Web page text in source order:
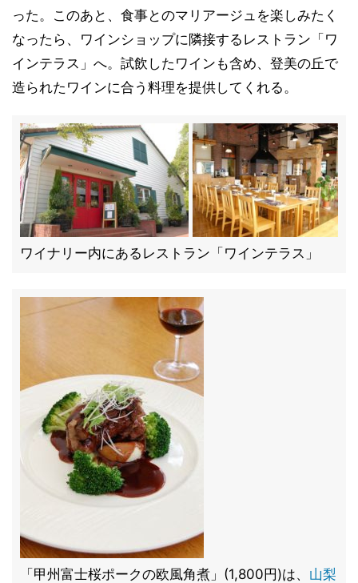
った。このあと、食事とのマリアージュを楽しみたく
なったら、ワインショップに隣接するレストラン「ワ
インテラス」へ。試飲したワインも含め、登美の丘で
造られたワインに合う料理を提供してくれる。
ワイナリー内にあるレストラン「ワインテラス」
「甲州富士桜ポークの欧風角煮」(1,800円)は、 山梨